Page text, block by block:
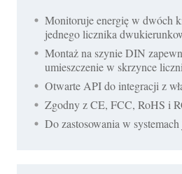
Monitoruje energię w dwóch
jednego licznika
Montaż na szynie DIN
umieszczenie w skrzynce
Otwarte API do integracji z
Zgodny z CE, FCC, RoHS i
Do zastosowania w